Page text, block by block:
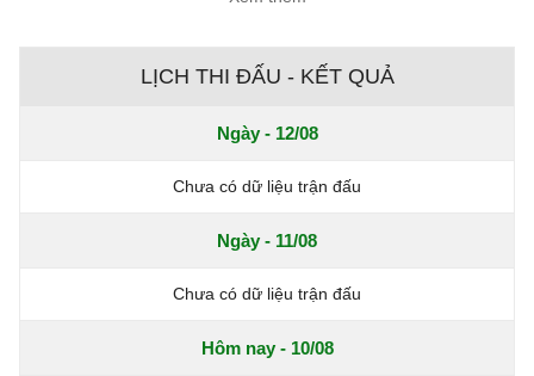
LỊCH THI ĐẤU - KẾT QUẢ
Ngày - 12/08
Chưa có dữ liệu trận đấu
Ngày - 11/08
Chưa có dữ liệu trận đấu
Hôm nay - 10/08